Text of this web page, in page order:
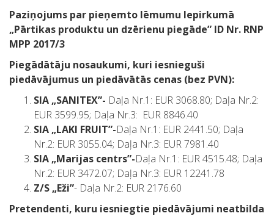
Paziņojums par pieņemto lēmumu Iepirkumā
„Pārtikas produktu un dzērienu piegāde” ID Nr. RNP
MPP 2017/3
Piegādātāju nosaukumi, kuri iesnieguši
piedāvājumus un piedāvātās cenas (bez PVN):
SIA „SANITEX”- Daļa Nr.1: EUR 3068.80; Daļa Nr.2:
EUR 3599.95; Daļa Nr.3: EUR 8846.40
SIA „LAKI FRUIT”-Daļa Nr.1: EUR 2441.50; Daļa
Nr.2: EUR 3055.04; Daļa Nr.3: EUR 7981.40
SIA „Marijas centrs”-Daļa Nr.1: EUR 4515.48; Daļa
Nr.2: EUR 3472.07; Daļa Nr.3: EUR 12241.78
Z/S „Eži”- Daļa Nr.2: EUR 2176.60
Pretendenti, kuru iesniegtie piedāvājumi neatbilda